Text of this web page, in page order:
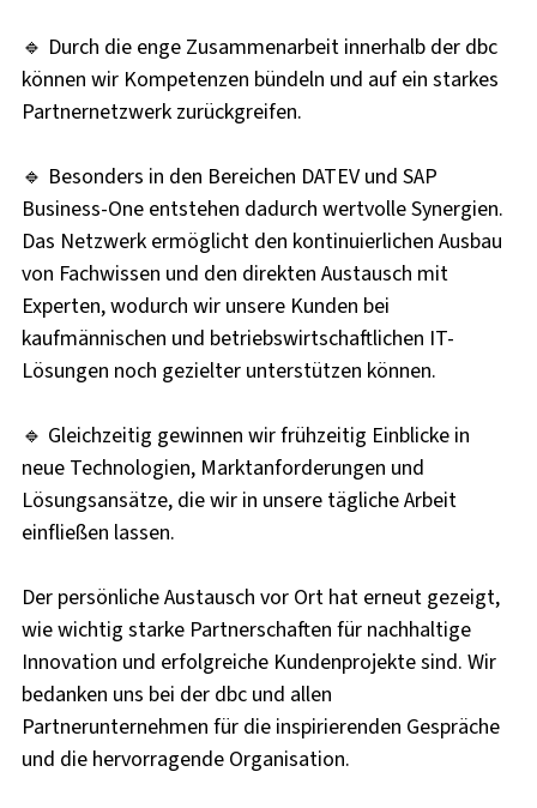
🔹 Durch die enge Zusammenarbeit innerhalb der dbc
können wir Kompetenzen bündeln und auf ein starkes
Partnernetzwerk zurückgreifen.
🔹 Besonders in den Bereichen DATEV und SAP
Business-One entstehen dadurch wertvolle Synergien.
Das Netzwerk ermöglicht den kontinuierlichen Ausbau
von Fachwissen und den direkten Austausch mit
Experten, wodurch wir unsere Kunden bei
kaufmännischen und betriebswirtschaftlichen IT-
Lösungen noch gezielter unterstützen können.
🔹 Gleichzeitig gewinnen wir frühzeitig Einblicke in
neue Technologien, Marktanforderungen und
Lösungsansätze, die wir in unsere tägliche Arbeit
einfließen lassen.
Der persönliche Austausch vor Ort hat erneut gezeigt,
wie wichtig starke Partnerschaften für nachhaltige
Innovation und erfolgreiche Kundenprojekte sind. Wir
bedanken uns bei der dbc und allen
Partnerunternehmen für die inspirierenden Gespräche
und die hervorragende Organisation.